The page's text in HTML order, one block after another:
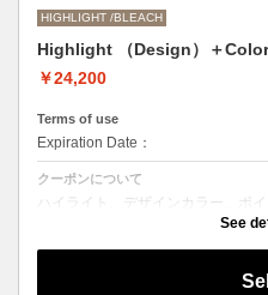
HIGHLIGHT /BLEACH
Highlight （Design）＋Color
￥24,200
Terms of use
Expiration Date：
クーポンについて
ハイライト、デザインカラー、ポ
できないデザインをご希望の方は
●ご希望の色やカラー履歴、デザ
施術時間、料金が前後する場合がご
See